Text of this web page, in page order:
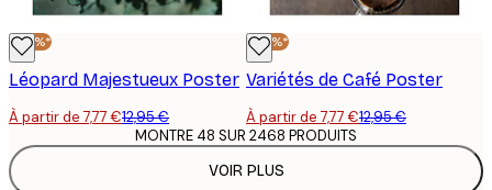
-40%*
Léopard Majestueux Poster
À partir de 7,77 €12,95 €
-40%*
Variétés de Café Poster
À partir de 7,77 €12,95 €
VOIR PLUS
MONTRE 48 SUR 2468 PRODUITS